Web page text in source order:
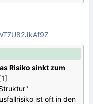
Risiko sinkt zum
ist oft in den